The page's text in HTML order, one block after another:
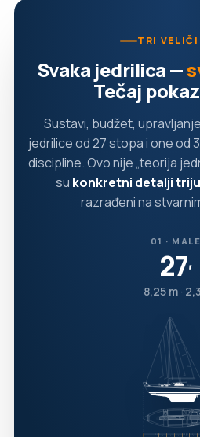
TRI
Svaka jedrilica —
Tečaj
Sustavi, budžet,
jedrilice od 27 stopa i one od
discipline. Ovo nije „teorija
su konkretni detalji
razrađeni na
01 · MALE
27′
8,25 m ·